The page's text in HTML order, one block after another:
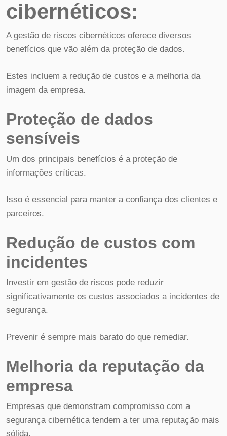
cibernéticos:
A gestão de riscos cibernéticos oferece diversos
benefícios que vão além da proteção de dados.
Estes incluem a redução de custos e a melhoria da
imagem da empresa.
Proteção de dados
sensíveis
Um dos principais benefícios é a proteção de
informações críticas.
Isso é essencial para manter a confiança dos clientes e
parceiros.
Redução de custos com
incidentes
Investir em gestão de riscos pode reduzir
significativamente os custos associados a incidentes de
segurança.
Prevenir é sempre mais barato do que remediar.
Melhoria da reputação da
empresa
Empresas que demonstram compromisso com a
segurança cibernética tendem a ter uma reputação mais
sólida.